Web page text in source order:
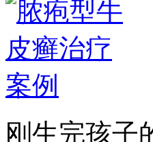
刚生完孩子